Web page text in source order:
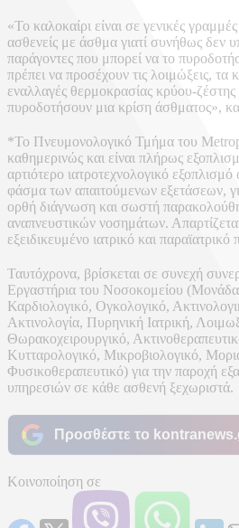
«Το καλοκαίρι είναι σε γενικές
ασθενείς με άσθμα γιατί συνήθως δεν
παράγοντες που μπορεί να το
πρέπει να προσέχουν τις λοιμώξεις, τα
εναλλαγές θερμοκρασίας κρύου-ζέστης
πυροδοτήσουν μια κρίση άσθματος»,
*Το Πνευμονολογικό Τμήμα του
καθημερινώς και είναι πλήρως
αρτιότερο ιατροτεχνολογικό
φάσμα των απαιτούμενων εξετάσεων,
ορθή διάγνωση και σωστή
αναπνευστικών νοσημάτων.
εξειδικευμένο ιατρικό και
Ταυτόχρονα, βρίσκεται σε συνεχή
Εργαστήρια του Νοσοκομείου (Μονάδα
Καρδιολογικό, Ογκολογικό,
Ακτινολογία, Πυρηνική Ιατρική,
Θωρακοχειρουργικό,
Κυτταρολογικό, Μικροβιολογικό,
Φυσικοθεραπευτικό) για την παροχή
υπηρεσιών σε κάθε ασθενή ξεχωριστά.
Προσθέστε το
Κοινοποίηση σε